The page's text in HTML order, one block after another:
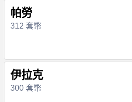
帕勞
312 套幣
伊拉克
300 套幣